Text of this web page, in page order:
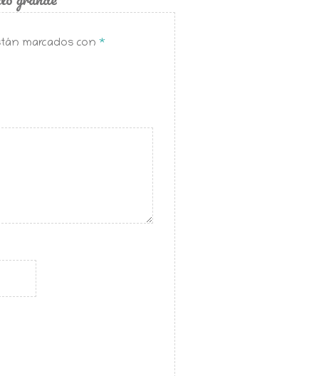
marcados con *